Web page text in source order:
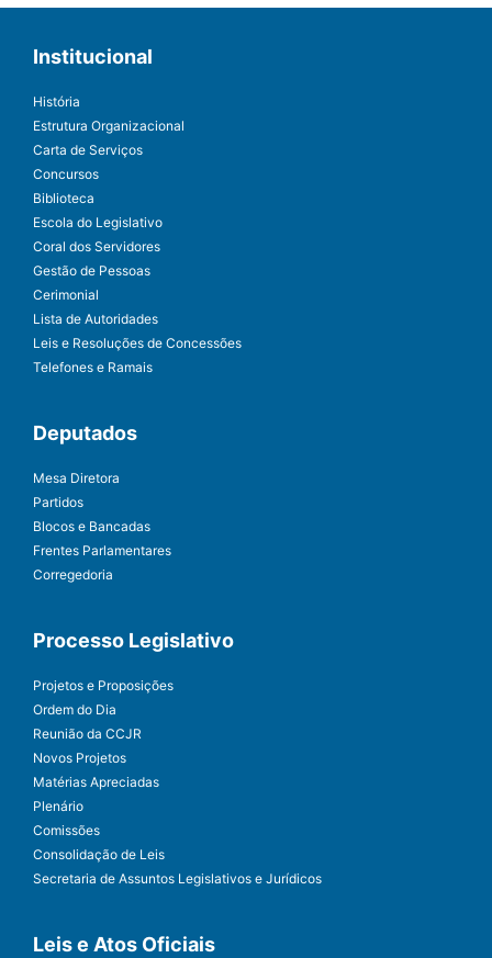
Institucional
História
Estrutura Organizacional
Carta de Serviços
Concursos
Biblioteca
Escola do Legislativo
Coral dos Servidores
Gestão de Pessoas
Cerimonial
Lista de Autoridades
Leis e Resoluções de Concessões
Telefones e Ramais
Deputados
Mesa Diretora
Partidos
Blocos e Bancadas
Frentes Parlamentares
Corregedoria
Processo Legislativo
Projetos e Proposições
Ordem do Dia
Reunião da CCJR
Novos Projetos
Matérias Apreciadas
Plenário
Comissões
Consolidação de Leis
Secretaria de Assuntos Legislativos e Jurídicos
Leis e Atos Oficiais